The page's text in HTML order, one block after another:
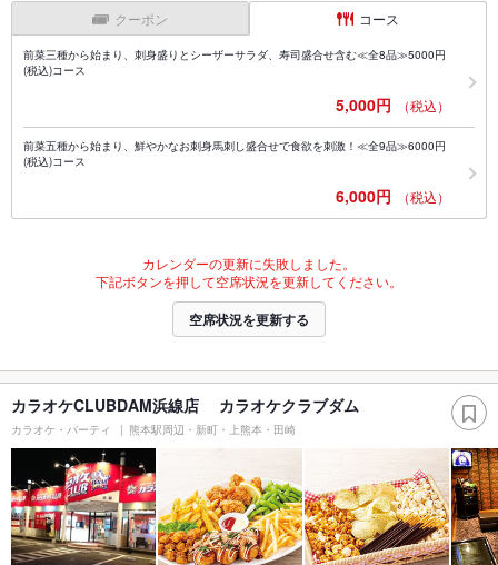
クーポン コース
前菜三種から始まり、刺身盛りとシーザーサラダ、寿司盛合せ含む≪全8品≫5000円
(税込)コース
5,000円 （税込）
前菜五種から始まり、鮮やかなお刺身馬刺し盛合せで食欲を刺激！≪全9品≫6000円
(税込)コース
6,000円 （税込）
カレンダーの更新に失敗しました。
下記ボタンを押して空席状況を更新してください。
空席状況を更新する
カラオケCLUBDAM浜線店 カラオケクラブダム
カラオケ・パーティ 熊本駅周辺・新町・上熊本・田崎